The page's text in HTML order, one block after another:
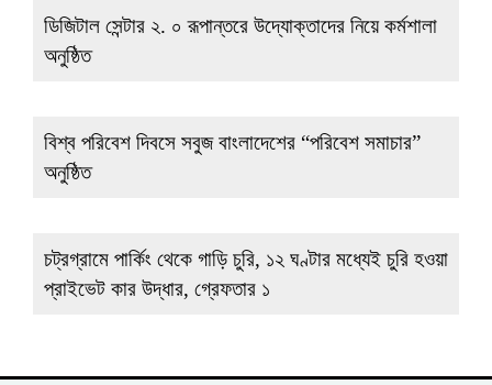
ডিজিটাল সেন্টার ২. ০ রূপান্তরে উদ্যোক্তাদের নিয়ে কর্মশালা
অনুষ্ঠিত
বিশ্ব পরিবেশ দিবসে সবুজ বাংলাদেশের “পরিবেশ সমাচার”
অনুষ্ঠিত
চট্রগ্রামে পার্কিং থেকে গাড়ি চুরি, ১২ ঘণ্টার মধ্যেই চুরি হওয়া
প্রাইভেট কার উদ্ধার, গ্রেফতার ১